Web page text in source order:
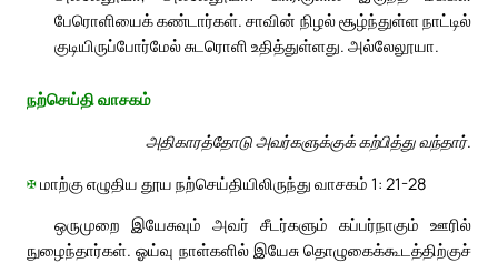
பேரொளியைக் கண்டார்கள். சாவின் நிழல் சூழ்ந்துள்ள நாட்டில்
குடியிருப்போர்மேல் சுடரொளி உதித்துள்ளது. அல்லேலூயா.
நற்செய்தி வாசகம்
அதிகாரத்தோடு அவர்களுக்குக் கற்பித்து வந்தார்.
✠மாற்கு எழுதிய தூய நற்செய்தியிலிருந்து வாசகம் 1: 21-28
ஒருமுறை இயேசுவும் அவர் சீடர்களும் கப்பர்நாகும் ஊரில்
நுழைந்தார்கள். ஓய்வு நாள்களில் இயேசு தொழுகைக்கூடத்திற்குச்